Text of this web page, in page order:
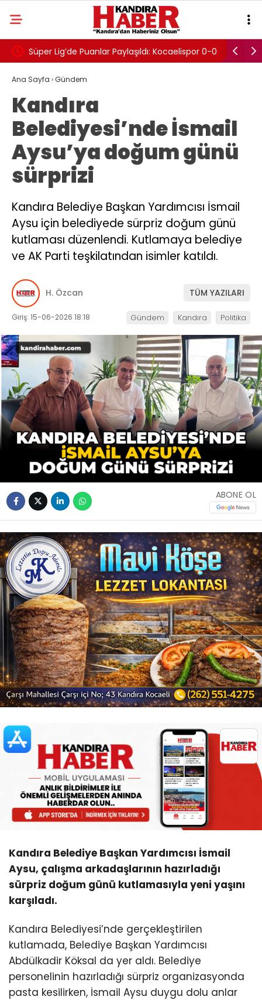
Paylaşıldı: Kocaelispor 0-0 Kandıra Gençlerbirliği’nde
Ana Sayfa ›Gündem
Kandıra
Belediyesi’nde İsmail
Aysu’ya doğum günü
sürprizi
Kandıra Belediye Başkan Yardımcısı İsmail
Aysu için belediyede sürpriz doğum günü
kutlaması düzenlendi. Kutlamaya belediye
ve AK Parti teşkilatından isimler katıldı.
H. Özcan TÜM YAZILARI
Giriş: 15-06-2026 18:18 Gündem Kandıra Politika
ABONE OL
Kandıra Belediye Başkan Yardımcısı İsmail
Aysu, çalışma arkadaşlarının hazırladığı
sürpriz doğum günü kutlamasıyla yeni yaşını
karşıladı.
Kandıra Belediyesi’nde gerçekleştirilen
kutlamada, Belediye Başkan Yardımcısı
Abdülkadir Köksal da yer aldı. Belediye
personelinin hazırladığı sürpriz organizasyonda
pasta kesilirken, İsmail Aysu duygu dolu anlar